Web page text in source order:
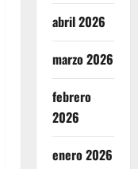
abril 2026
marzo 2026
febrero
2026
enero 2026